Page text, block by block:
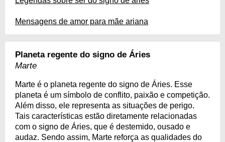
Mensagens de amor para mãe ariana
Planeta regente do signo de Áries
Marte
Marte é o planeta regente do signo de Áries. Esse
planeta é um símbolo de conflito, paixão e competição.
Além disso, ele representa as situações de perigo.
Tais características estão diretamente relacionadas
com o signo de Áries, que é destemido, ousado e
audaz. Sendo assim, Marte reforça as qualidades do